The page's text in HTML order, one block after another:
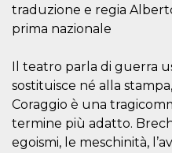
traduzione e regia
prima nazionale
Il teatro parla di guerra
sostituisce né alla
Coraggio è una
termine più adatto.
egoismi, le meschinità,